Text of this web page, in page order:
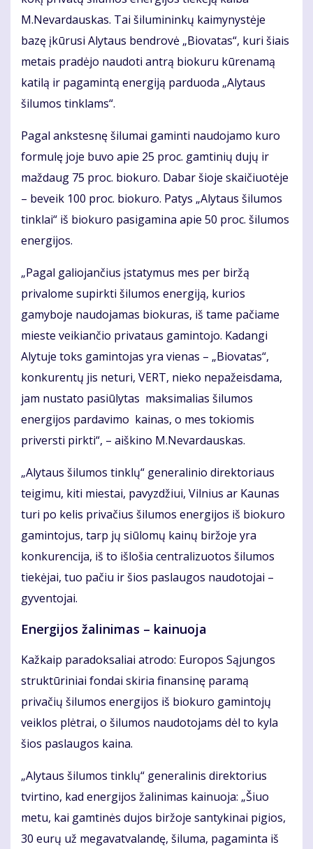
M.Nevardauskas. Tai šilumininkų kaimynystėje
bazę įkūrusi Alytaus bendrovė „Biovatas“, kuri šiais
metais pradėjo naudoti antrą biokuru kūrenamą
katilą ir pagamintą energiją parduoda „Alytaus
šilumos tinklams“.
Pagal ankstesnę šilumai gaminti naudojamo kuro
formulę joje buvo apie 25 proc. gamtinių dujų ir
maždaug 75 proc. biokuro. Dabar šioje skaičiuotėje
– beveik 100 proc. biokuro. Patys „Alytaus šilumos
tinklai“ iš biokuro pasigamina apie 50 proc. šilumos
energijos.
„Pagal galiojančius įstatymus mes per biržą
privalome supirkti šilumos energiją, kurios
gamyboje naudojamas biokuras, iš tame pačiame
mieste veikiančio privataus gamintojo. Kadangi
Alytuje toks gamintojas yra vienas – „Biovatas“,
konkurentų jis neturi, VERT, nieko nepažeisdama,
jam nustato pasiūlytas maksimalias šilumos
energijos pardavimo kainas, o mes tokiomis
priversti pirkti“, – aiškino M.Nevardauskas.
„Alytaus šilumos tinklų“ generalinio direktoriaus
teigimu, kiti miestai, pavyzdžiui, Vilnius ar Kaunas
turi po kelis privačius šilumos energijos iš biokuro
gamintojus, tarp jų siūlomų kainų biržoje yra
konkurencija, iš to išlošia centralizuotos šilumos
tiekėjai, tuo pačiu ir šios paslaugos naudotojai –
gyventojai.
Energijos žalinimas – kainuoja
Kažkaip paradoksaliai atrodo: Europos Sąjungos
struktūriniai fondai skiria finansinę paramą
privačių šilumos energijos iš biokuro gamintojų
veiklos plėtrai, o šilumos naudotojams dėl to kyla
šios paslaugos kaina.
„Alytaus šilumos tinklų“ generalinis direktorius
tvirtino, kad energijos žalinimas kainuoja: „Šiuo
metu, kai gamtinės dujos biržoje santykinai pigios,
30 eurų už megavatvalandę, šiluma, pagaminta iš